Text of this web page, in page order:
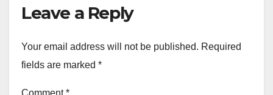
Leave a Reply
Your email address will not be published. Required
fields are marked *
Comment*